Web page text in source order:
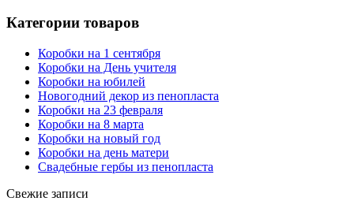
Категории товаров
Коробки на 1 сентября
Коробки на День учителя
Коробки на юбилей
Новогодний декор из пенопласта
Коробки на 23 февраля
Коробки на 8 марта
Коробки на новый год
Коробки на день матери
Свадебные гербы из пенопласта
Свежие записи